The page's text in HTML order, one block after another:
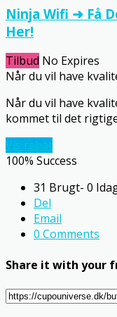
Ninja Wifi ➜ Få
Her!
Tilbud No Expires
Når du vil have
Når du vil have
kommet til det
100% Success
31 Brugt- 0
Del
Email
0 Comments
Share it with your